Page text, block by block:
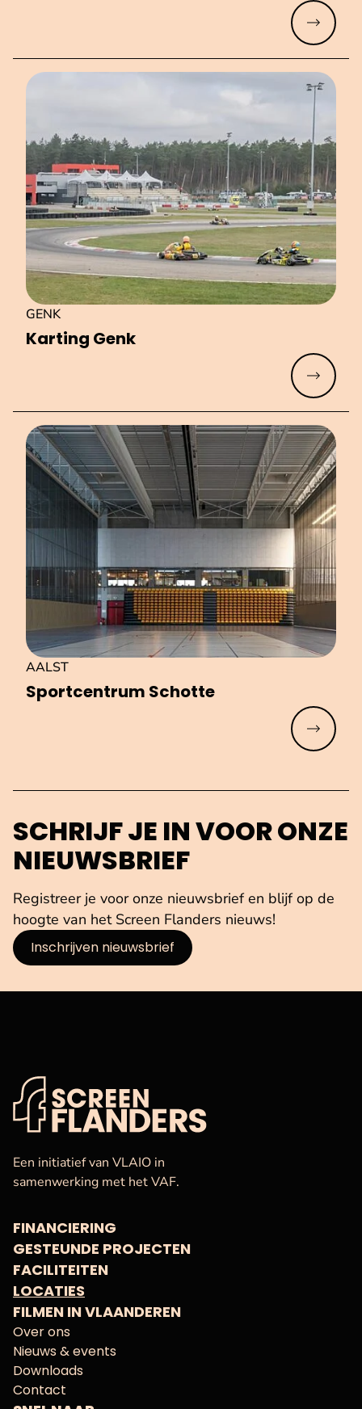
Meer
Karting Genk
GENK
Meer
Sport­cen­trum Schotte
AALST
Meer
SCHRIJF JE IN VOOR ONZE
NIEUWSBRIEF
Registreer je voor onze nieuwsbrief en blijf op de
hoogte van het Screen Flanders nieuws!
Inschrijven nieuwsbrief
VAF
Een initiatief van VLAIO in
samenwerking met het VAF.
FINANCIERING
GESTEUNDE PROJECTEN
FACILITEITEN
LOCATIES
FILMEN IN VLAANDEREN
Over ons
Nieuws & events
Downloads
Contact